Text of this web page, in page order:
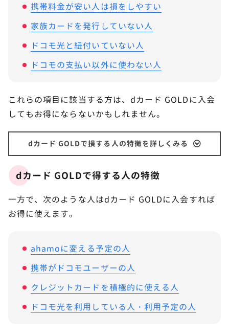
携帯料金が安い人は損をしやすい
家族カードを発行していない人
ドコモ光と紐付いていない人
ドコモの支払い以外に使わない人
これらの項目に該当する方は、dカード GOLDに入会
してもお得にならないかもしれません。
dカード GOLDで損する人の特徴を詳しくみる
dカード GOLDで得する人の特徴
一方で、次のような人はdカード GOLDに入会すれば
お得に使えます。
ahamoに変える予定の人
携帯がドコモユーザーの人
クレジットカードを積極的に使える人
ドコモ光を利用している人・利用予定の人